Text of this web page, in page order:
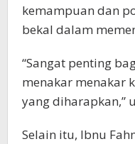
kemampuan dan
bekal dalam
“Sangat penting
menakar menakar
yang diharapkan,”
Selain itu, Ibnu